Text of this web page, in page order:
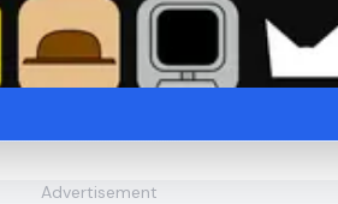
Advertisement